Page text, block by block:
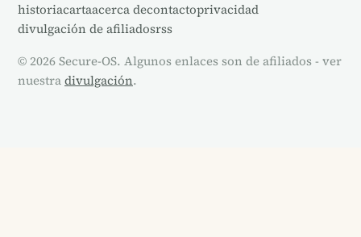
historiacartaacerca decontactoprivacidad
divulgación de afiliadosrss
© 2026 Secure-OS. Algunos enlaces son de afiliados - ver
nuestradivulgación.